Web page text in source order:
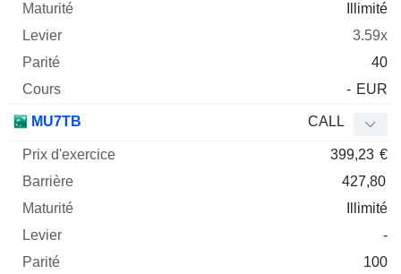
Illimité
3.59x
40
- EUR
MU7TB CALL
399,23 €
427,80
Illimité
-
100